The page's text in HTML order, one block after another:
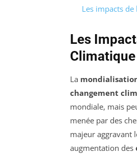
Les impacts
Les
Climatique
La
changement
mondiale, mais
menée par des
majeur aggravant
augmentation des